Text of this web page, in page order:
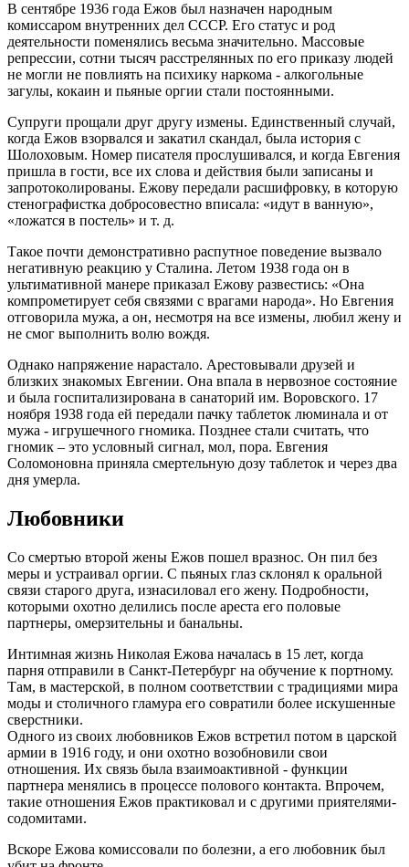
В сентябре 1936 года Ежов был назначен народным
комиссаром внутренних дел СССР. Его статус и род
деятельности поменялись весьма значительно. Массовые
репрессии, сотни тысяч расстрелянных по его приказу людей
не могли не повлиять на психику наркома - алкогольные
загулы, кокаин и пьяные оргии стали постоянными.
Супруги прощали друг другу измены. Единственный случай,
когда Ежов взорвался и закатил скандал, была история с
Шолоховым. Номер писателя прослушивался, и когда Евгения
пришла в гости, все их слова и действия были записаны и
запротоколированы. Ежову передали расшифровку, в которую
стенографистка добросовестно вписала: «идут в ванную»,
«ложатся в постель» и т. д.
Такое почти демонстративно распутное поведение вызвало
негативную реакцию у Сталина. Летом 1938 года он в
ультимативной манере приказал Ежову развестись: «Она
компрометирует себя связями с врагами народа». Но Евгения
отговорила мужа, а он, несмотря на все измены, любил жену и
не смог выполнить волю вождя.
Однако напряжение нарастало. Арестовывали друзей и
близких знакомых Евгении. Она впала в нервозное состояние
и была госпитализирована в санаторий им. Воровского. 17
ноября 1938 года ей передали пачку таблеток люминала и от
мужа - игрушечного гномика. Позднее стали считать, что
гномик – это условный сигнал, мол, пора. Евгения
Соломоновна приняла смертельную дозу таблеток и через два
дня умерла.
Любовники
Со смертью второй жены Ежов пошел вразнос. Он пил без
меры и устраивал оргии. С пьяных глаз склонял к оральной
связи старого друга, изнасиловал его жену. Подробности,
которыми охотно делились после ареста его половые
партнеры, омерзительны и банальны.
Интимная жизнь Николая Ежова началась в 15 лет, когда
парня отправили в Санкт-Петербург на обучение к портному.
Там, в мастерской, в полном соответствии с традициями мира
моды и столичного гламура его совратили более искушенные
сверстники.
Одного из своих любовников Ежов встретил потом в царской
армии в 1916 году, и они охотно возобновили свои
отношения. Их связь была взаимоактивной - функции
партнера менялись в процессе полового контакта. Впрочем,
такие отношения Ежов практиковал и с другими приятелями-
содомитами.
Вскоре Ежова комиссовали по болезни, а его любовник был